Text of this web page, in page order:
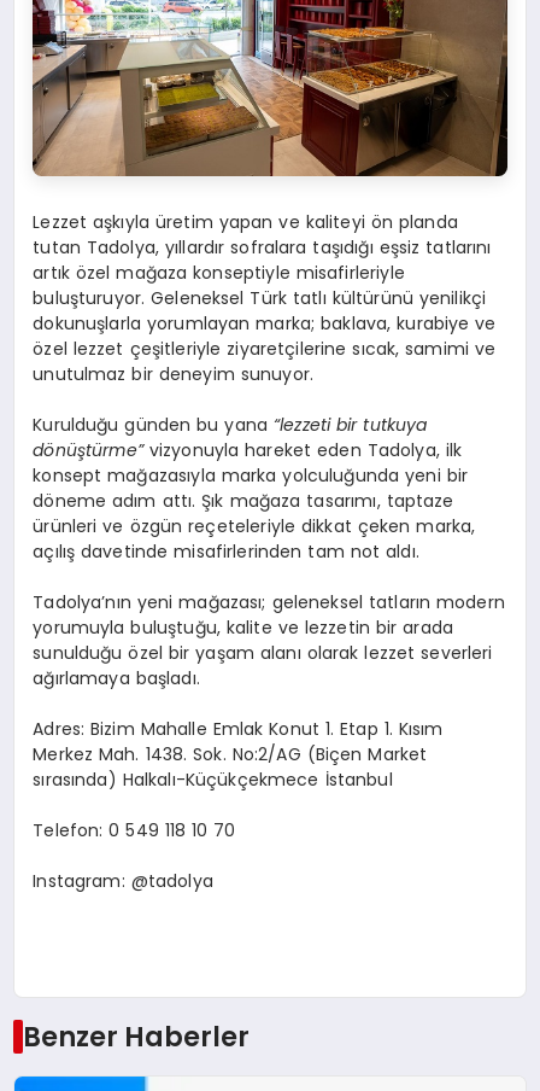
Lezzet aşkıyla üretim yapan ve kaliteyi ön planda
tutan Tadolya, yıllardır sofralara taşıdığı eşsiz tatlarını
artık özel mağaza konseptiyle misafirleriyle
buluşturuyor. Geleneksel Türk tatlı kültürünü yenilikçi
dokunuşlarla yorumlayan marka; baklava, kurabiye ve
özel lezzet çeşitleriyle ziyaretçilerine sıcak, samimi ve
unutulmaz bir deneyim sunuyor.
Kurulduğu günden bu yana “lezzeti bir tutkuya
dönüştürme”vizyonuyla hareket eden Tadolya, ilk
konsept mağazasıyla marka yolculuğunda yeni bir
döneme adım attı. Şık mağaza tasarımı, taptaze
ürünleri ve özgün reçeteleriyle dikkat çeken marka,
açılış davetinde misafirlerinden tam not aldı.
Tadolya’nın yeni mağazası; geleneksel tatların modern
yorumuyla buluştuğu, kalite ve lezzetin bir arada
sunulduğu özel bir yaşam alanı olarak lezzet severleri
ağırlamaya başladı.
Adres: Bizim Mahalle Emlak Konut 1. Etap 1. Kısım
Merkez Mah. 1438. Sok. No:2/AG (Biçen Market
sırasında) Halkalı-Küçükçekmece İstanbul
Telefon: 0 549 118 10 70
Instagram: @tadolya
Benzer Haberler